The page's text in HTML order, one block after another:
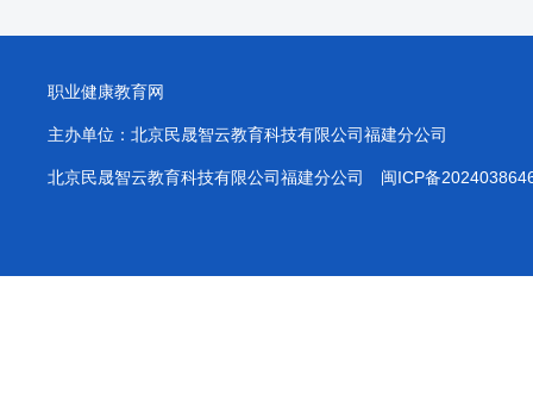
职业健康教育网
主办单位：北京民晟智云教育科技有限公司福建分公司
北京民晟智云教育科技有限公司福建分公司 闽ICP备